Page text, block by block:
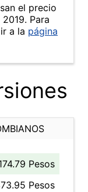
el precio
Para
a la página
Pesos
Pesos